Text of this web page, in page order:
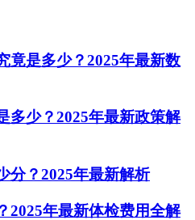
竟是多少？2025年最新数
多少？2025年最新政策解
分？2025年最新解析
2025年最新体检费用全解